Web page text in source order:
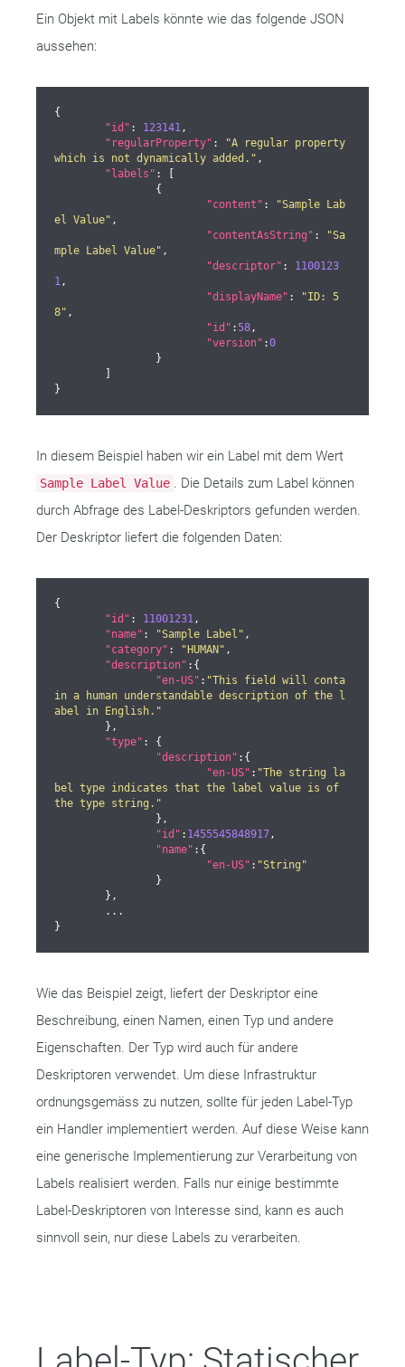
Ein Objekt mit Labels könnte wie das folgende JSON
aussehen:
{
"id" : 123141,
"regularProperty" :
"A regular property
which is not dynamically added." ,
"labels" : [
"content" :
"Sample Lab
el Value" ,
"contentAsString" :
"Sa
mple Label Value" ,
"descriptor" : 1100123
1,
"displayName" :
"ID: 5
8" ,
"id" :58,
"version" :0
}
In diesem Beispiel haben wir ein Label mit dem Wert
Sample Label Value . Die Details zum Label können
durch Abfrage des Label-Deskriptors gefunden werden.
Der Deskriptor liefert die folgenden Daten:
{
"id" : 11001231,
"name" : "Sample Label" ,
"category" : "HUMAN" ,
"description" :{
"en-US" : "This field will conta
in a human understandable description of the l
abel in English."
"type" : {
"description" :{
"en-US" : "The string la
bel type indicates that the label value is of
the type string."
"id" : 1455545848917,
"name" :{
"en-US" : "String"
}
Wie das Beispiel zeigt, liefert der Deskriptor eine
Beschreibung, einen Namen, einen Typ und andere
Eigenschaften. Der Typ wird auch für andere
Deskriptoren verwendet. Um diese Infrastruktur
ordnungsgemäss zu nutzen, sollte für jeden Label-Typ
ein Handler implementiert werden. Auf diese Weise kann
eine generische Implementierung zur Verarbeitung von
Labels realisiert werden. Falls nur einige bestimmte
Label-Deskriptoren von Interesse sind, kann es auch
sinnvoll sein, nur diese Labels zu verarbeiten.